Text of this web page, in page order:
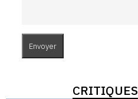
CRITIQUES